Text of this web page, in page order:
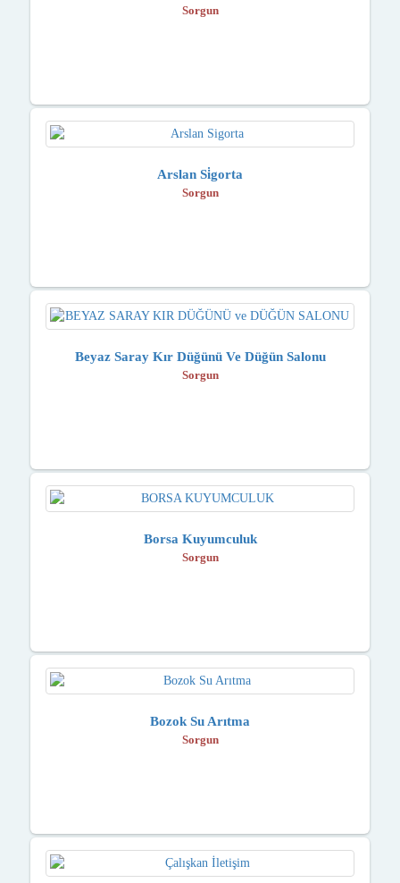
Sorgun
Arslan Si̇gorta
Sorgun
Beyaz Saray Kır Düğünü Ve Düğün Salonu
Sorgun
Borsa Kuyumculuk
Sorgun
Bozok Su Arıtma
Sorgun